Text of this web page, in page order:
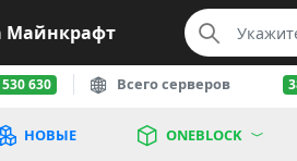
Майнкрафт
630 Всего серверов
НОВЫЕ ONEBLOCK